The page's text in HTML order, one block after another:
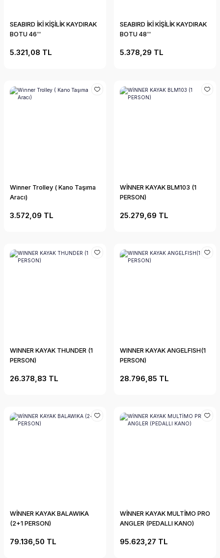
SEABIRD İKİ KİŞİLİK KAYDIRAK
BOTU 46''
5.321,08 TL
SEABIRD İKİ KİŞİLİK KAYDIRAK
BOTU 48''
5.378,29 TL
Winner Trolley ( Kano Taşıma
Aracı)
3.572,09 TL
WİNNER KAYAK BLM103 (1
PERSON)
25.279,69 TL
WINNER KAYAK THUNDER (1
PERSON)
26.378,83 TL
WINNER KAYAK ANGELFISH(1
PERSON)
28.796,85 TL
WİNNER KAYAK BALAWIKA
(2+1 PERSON)
79.136,50 TL
WİNNER KAYAK MULTİMO PRO
ANGLER (PEDALLI KANO)
95.623,27 TL